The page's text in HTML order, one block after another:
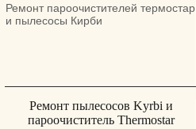
Ремонт пароочистителей термостар
и пылесосы Кирби
Ремонт пылесосов Kyrbi и
пароочиститель Thermostar